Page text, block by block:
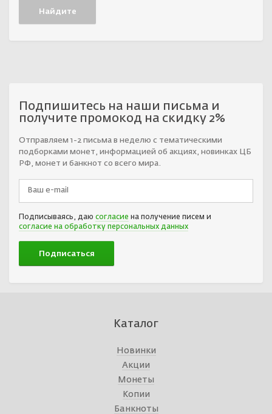
Подпишитесь на наши письма и
получите промокод на скидку 2%
Отправляем 1-2 письма в неделю с тематическими
подборками монет, информацией об акциях, новинках ЦБ
РФ, монет и банкнот со всего мира.
Подписываясь, даю согласие на получение писем и
согласие на обработку персональных данных
Каталог
Новинки
Акции
Монеты
Копии
Банкноты